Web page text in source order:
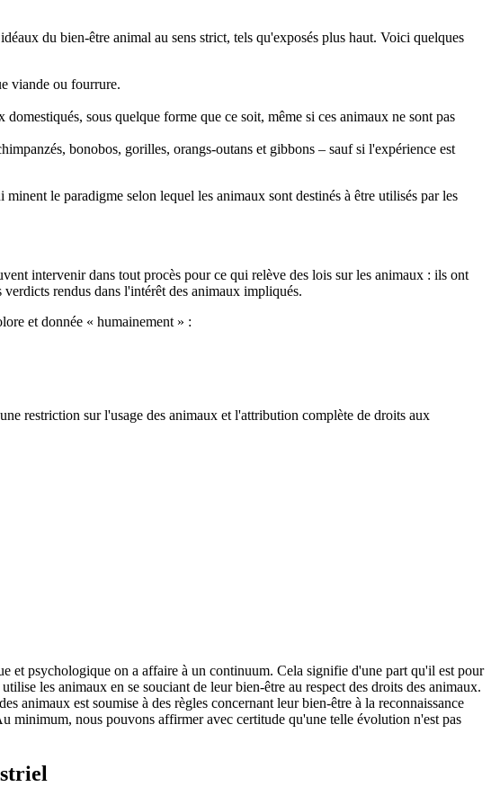
du bien-être animal au sens strict, tels qu'exposés plus haut. Voici quelques
viande ou fourrure.
sous quelque forme que ce soit, même si ces animaux ne sont pas
bonobos, gorilles, orangs-outans et gibbons – sauf si l'expérience est
le paradigme selon lequel les animaux sont destinés à être utilisés par les
intervenir dans tout procès pour ce qui relève des lois sur les animaux : ils ont
rendus dans l'intérêt des animaux impliqués.
et donnée « humainement » :
restriction sur l'usage des animaux et l'attribution complète de droits aux
et psychologique on a affaire à un continuum. Cela signifie d'une part qu'il est pour
les animaux en se souciant de leur bien-être au respect des droits des animaux.
animaux est soumise à des règles concernant leur bien-être à la reconnaissance
minimum, nous pouvons affirmer avec certitude qu'une telle évolution n'est pas